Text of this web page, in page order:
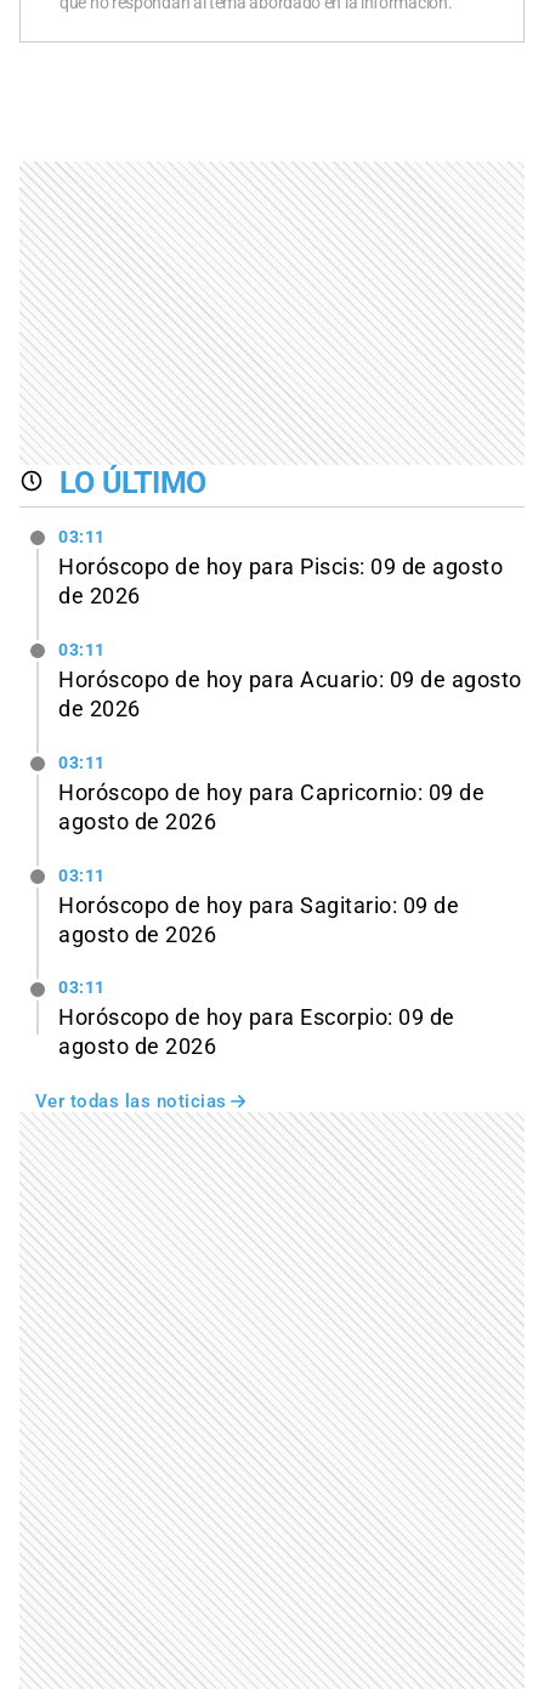
LO ÚLTIMO
03:11
Horóscopo de hoy para Piscis: 09 de agosto
de 2026
03:11
Horóscopo de hoy para Acuario: 09 de agosto
de 2026
03:11
Horóscopo de hoy para Capricornio: 09 de
agosto de 2026
03:11
Horóscopo de hoy para Sagitario: 09 de
agosto de 2026
03:11
Horóscopo de hoy para Escorpio: 09 de
agosto de 2026
Ver todas las noticias